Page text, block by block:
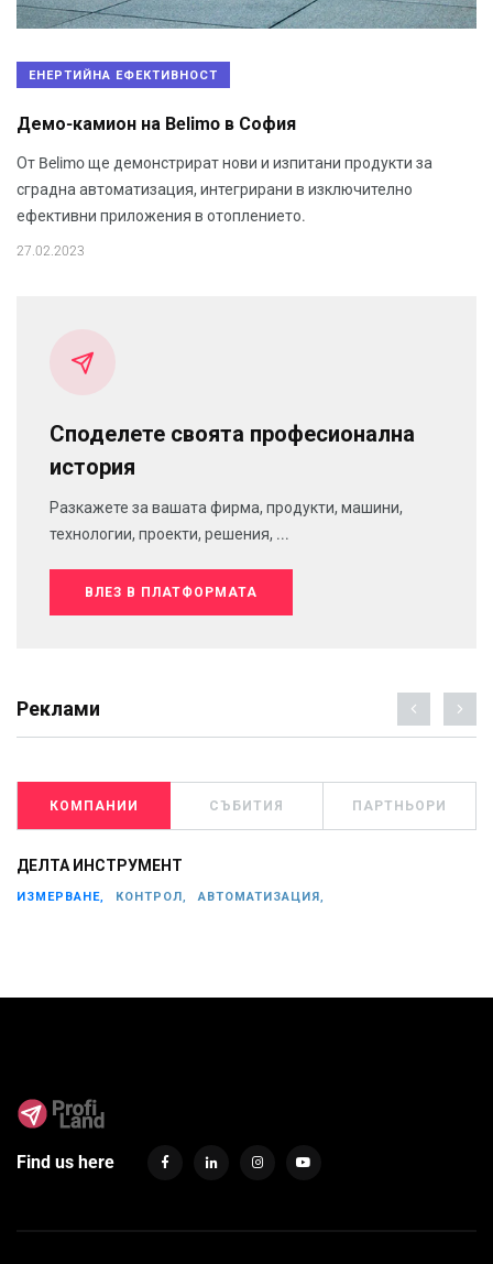
ЕНЕРТИЙНА ЕФЕКТИВНОСТ
Демо-камион на Belimo в София
От Belimo ще демонстрират нови и изпитани продукти за
сградна автоматизация, интегрирани в изключително
ефективни приложения в отоплението.
27.02.2023
Споделете своята професионална
история
Разкажете за вашата фирма, продукти, машини,
технологии, проекти, решения, ...
ВЛЕЗ В ПЛАТФОРМАТА
Реклами
КОМПАНИИ СЪБИТИЯ ПАРТНЬОРИ
ДЕЛТА ИНСТРУМЕНТ
ИЗМЕРВАНЕ, КОНТРОЛ, АВТОМАТИЗАЦИЯ,
Find us here